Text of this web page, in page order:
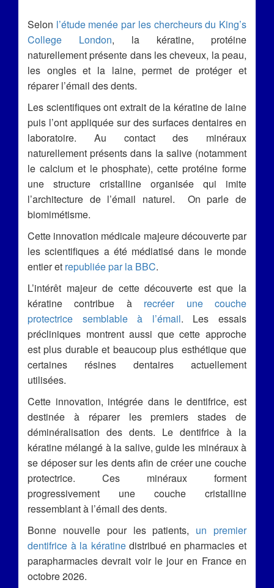
Selon l’étude menée par les chercheurs du King’s
College London, la kératine, protéine
naturellement présente dans les cheveux, la peau,
les ongles et la laine, permet de protéger et
réparer l’émail des dents.
Les scientifiques ont extrait de la kératine de laine
puis l’ont appliquée sur des surfaces dentaires en
laboratoire. Au contact des minéraux
naturellement présents dans la salive (notamment
le calcium et le phosphate), cette protéine forme
une structure cristalline organisée qui imite
l’architecture de l’émail naturel. On parle de
biomimétisme.
Cette innovation médicale majeure découverte par
les scientifiques a été médiatisé dans le monde
entier et republiée par la BBC.
L’intérêt majeur de cette découverte est que la
kératine contribue à recréer une couche
protectrice semblable à l’émail. Les essais
précliniques montrent aussi que cette approche
est plus durable et beaucoup plus esthétique que
certaines résines dentaires actuellement
utilisées.
Cette innovation, intégrée dans le dentifrice, est
destinée à réparer les premiers stades de
déminéralisation des dents. Le dentifrice à la
kératine mélangé à la salive, guide les minéraux à
se déposer sur les dents afin de créer une couche
protectrice. Ces minéraux forment
progressivement une couche cristalline
ressemblant à l’émail des dents.
Bonne nouvelle pour les patients, un premier
dentifrice à la kératinedistribué en pharmacies et
parapharmacies devrait voir le jour en France en
octobre 2026.